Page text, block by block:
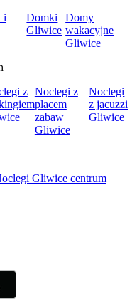
i
Domki
Gliwice
Domy
wakacyjne
Gliwice
z Noclegi z
placem
zabaw
Gliwice
Noclegi
z jacuzzi
Gliwice
Gliwice centrum